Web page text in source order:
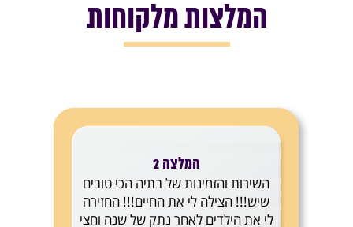
המלצות מלקוחות
המלצה 2
השירות והזמינות של בתיה הכי טובים
שיש!!! הצילה לי את החיים!!! החזירה
לי את הילדים לאחר נתק של שנה וחצי